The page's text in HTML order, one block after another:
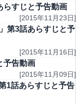
らすじと予告動画
[2015年11月23日]
第3話あらすじと予
[2015年11月16日]
予告動画
[2015年11月09日]
1話あらすじと予告